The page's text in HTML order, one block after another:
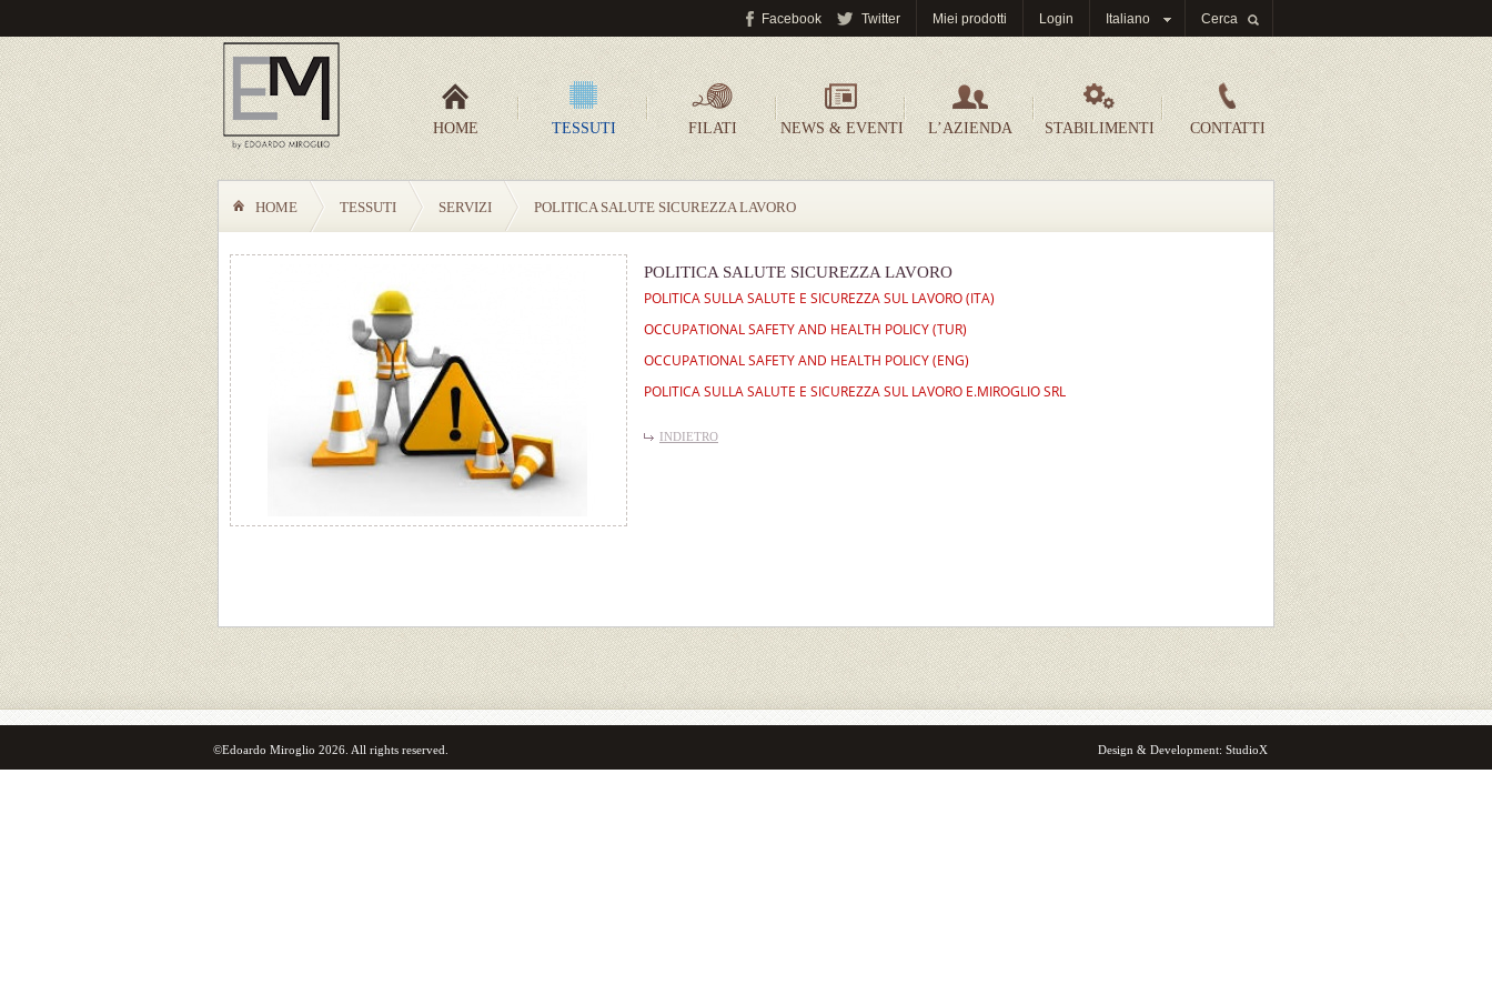
Cerca
Italiano
Login
Miei prodotti
Twitter
Facebook
HOME TESSUTI FILATI NEWS & EVENTI L’AZIENDA STABILIMENTI CONTATTI
HOME TESSUTI SERVIZI POLITICA SALUTE SICUREZZA LAVORO
POLITICA SALUTE SICUREZZA LAVORO
POLITICA SULLA SALUTE E SICUREZZA SUL LAVORO (ITA)
OCCUPATIONAL SAFETY AND HEALTH POLICY (TUR)
OCCUPATIONAL SAFETY AND HEALTH POLICY (ENG)
POLITICA SULLA SALUTE E SICUREZZA SUL LAVORO E.MIROGLIO SRL
INDIETRO
©Edoardo Miroglio 2026. All rights reserved. Design & Development: StudioX